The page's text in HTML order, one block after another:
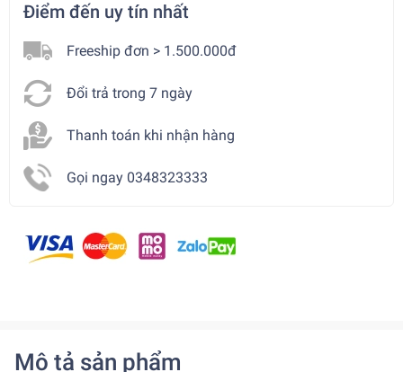
Điểm đến uy tín nhất
Freeship đơn > 1.500.000đ
Đổi trả trong 7 ngày
Thanh toán khi nhận hàng
Gọi ngay 0348323333
Mô tả sản phẩm